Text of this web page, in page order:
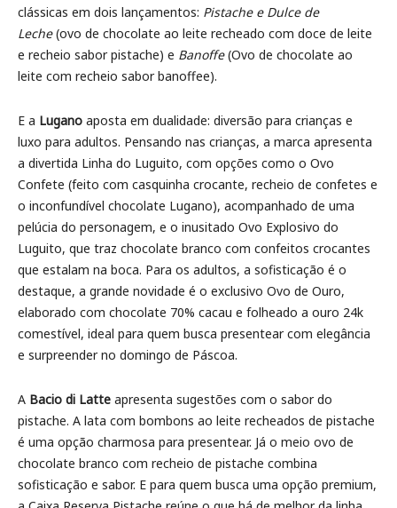
clássicas em dois lançamentos: Pistache e Dulce de
Leche(ovo de chocolate ao leite recheado com doce de leite
e recheio sabor pistache) e Banoffe(Ovo de chocolate ao
leite com recheio sabor banoffee).
E a Lugano aposta em dualidade: diversão para crianças e
luxo para adultos. Pensando nas crianças, a marca apresenta
a divertida Linha do Luguito, com opções como o Ovo
Confete (feito com casquinha crocante, recheio de confetes e
o inconfundível chocolate Lugano), acompanhado de uma
pelúcia do personagem, e o inusitado Ovo Explosivo do
Luguito, que traz chocolate branco com confeitos crocantes
que estalam na boca. Para os adultos, a sofisticação é o
destaque, a grande novidade é o exclusivo Ovo de Ouro,
elaborado com chocolate 70% cacau e folheado a ouro 24k
comestível, ideal para quem busca presentear com elegância
e surpreender no domingo de Páscoa.
A Bacio di Latte apresenta sugestões com o sabor do
pistache. A lata com bombons ao leite recheados de pistache
é uma opção charmosa para presentear. Já o meio ovo de
chocolate branco com recheio de pistache combina
sofisticação e sabor. E para quem busca uma opção premium,